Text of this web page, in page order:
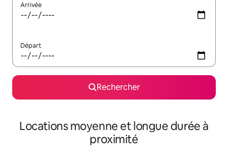
Arrivée
Départ
Rechercher
Locations moyenne et longue durée à
proximité